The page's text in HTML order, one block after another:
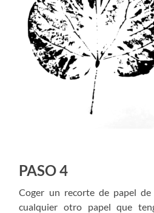
PASO 4
Coger un recorte de papel
cualquier otro papel que